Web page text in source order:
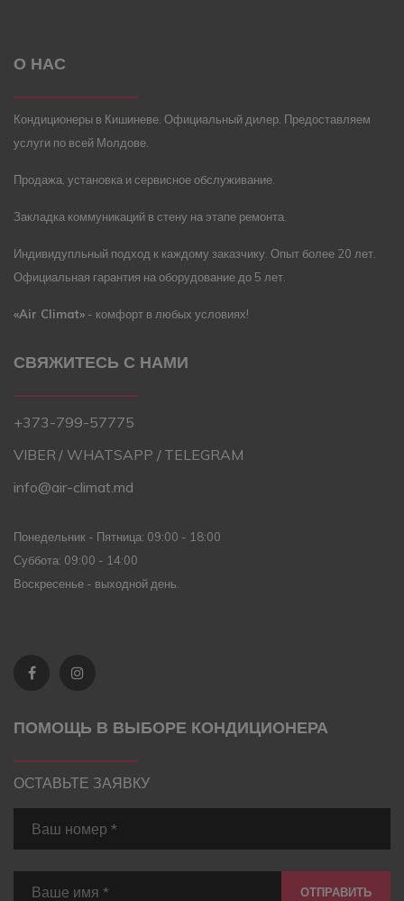
О НАС
Кондиционеры в Кишиневе. Официальный дилер. Предоставляем
услуги по всей Молдове.
Продажа, установка и сервисное обслуживание.
Закладка коммуникаций в стену на этапе ремонта.
Индивидупльный подход к каждому заказчику. Опыт более 20 лет.
Официальная гарантия на оборудование до 5 лет.
«Air Climat» - комфорт в любых условиях!
СВЯЖИТЕСЬ С НАМИ
+373-799-57775
VIBER/ WHATSAPP / TELEGRAM
info@air-climat.md
Понедельник - Пятница: 09:00 - 18:00
Суббота: 09:00 - 14:00
Воскресенье - выходной день.
ПОМОЩЬ В ВЫБОРЕ КОНДИЦИОНЕРА
ОСТАВЬТЕ ЗАЯВКУ
ОТПРАВИТЬ